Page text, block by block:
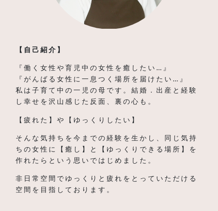
【自己紹介】
『働く女性や育児中の女性を癒したい…』
『がんばる女性に一息つく場所を届けたい…』
私は子育て中の一児の母です。結婚．出産と経験
し幸せを沢山感じた反面、裏の心も。
【疲れた】や【ゆっくりしたい】
そんな気持ちを今までの経験を生かし、同じ気持
ちの女性に【癒し】と【ゆっくりできる場所】を
作れたらという思いではじめました。
非日常空間でゆっくりと疲れをとっていただける
空間を目指しております。